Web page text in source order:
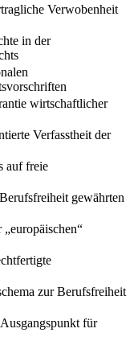
Verwobenheit
in der
wirtschaftlicher
Verfasstheit der
auf freie
gewährten
zur Berufsfreiheit
für